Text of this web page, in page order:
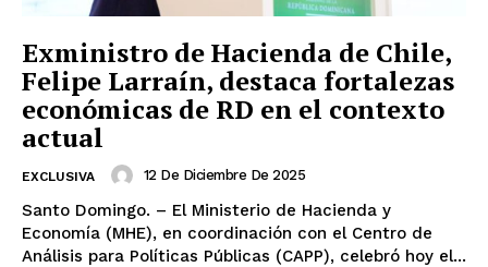
Exministro de Hacienda de Chile,
Felipe Larraín, destaca fortalezas
económicas de RD en el contexto
actual
EXCLUSIVA 12 De Diciembre De 2025
Santo Domingo. – El Ministerio de Hacienda y
Economía (MHE), en coordinación con el Centro de
Análisis para Políticas Públicas (CAPP), celebró hoy el...